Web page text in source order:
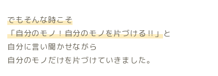
でもそんな時こそ
「自分のモノ！自分のモノを片づける‼」と
自分に言い聞かせながら
自分のモノだけを片づけていきました。